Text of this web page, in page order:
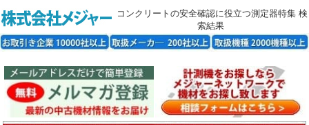
コンクリートの安全確認に役立つ測定器特集 検
索結果